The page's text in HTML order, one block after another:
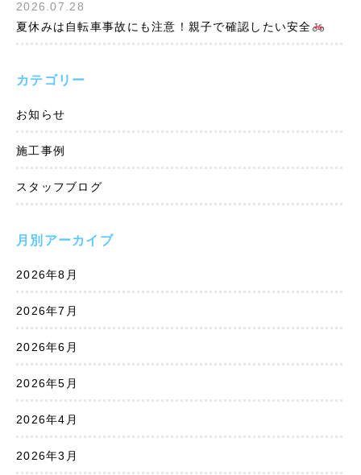
2026.07.28
夏休みは自転車事故にも注意！親子で確認したい安全
カテゴリー
お知らせ
施工事例
スタッフブログ
月別アーカイブ
2026年8月
2026年7月
2026年6月
2026年5月
2026年4月
2026年3月